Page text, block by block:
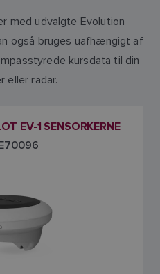
med udvalgte Evolution
også bruges uafhængigt af
kursdata til din
eller radar.
EV-1 SENSORKERNE